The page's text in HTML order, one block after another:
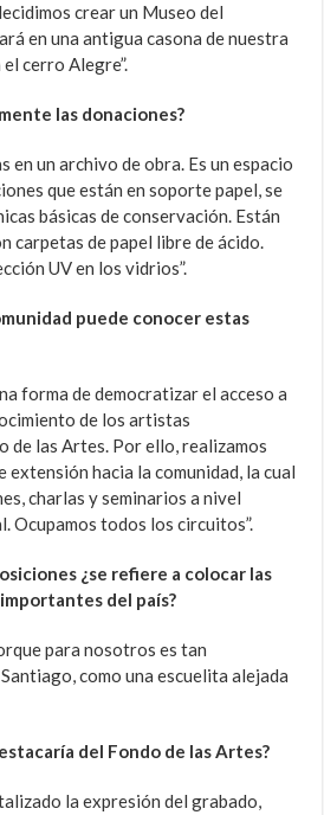
crear un Museo del
en una antigua casona de nuestra
cerro Alegre”.
las donaciones?
en un archivo de obra. Es un espacio
que están en soporte papel, se
básicas de conservación. Están
carpetas de papel libre de ácido.
UV en los vidrios”.
puede conocer estas
forma de democratizar el acceso a
de los artistas
de las Artes. Por ello, realizamos
extensión hacia la comunidad, la cual
charlas y seminarios a nivel
Ocupamos todos los circuitos”.
¿se refiere a colocar las
importantes del país?
para nosotros es tan
como una escuelita alejada
del Fondo de las Artes?
la expresión del grabado,